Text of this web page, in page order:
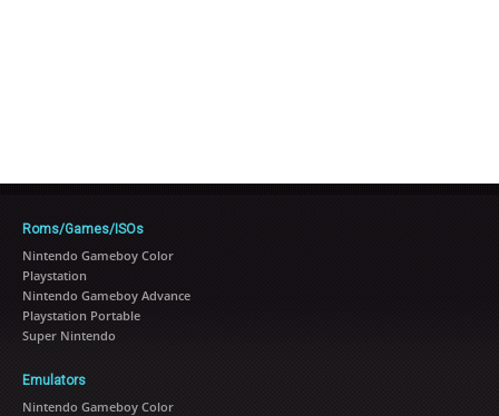
Roms/Games/ISOs
Nintendo Gameboy Color
Playstation
Nintendo Gameboy Advance
Playstation Portable
Super Nintendo
Emulators
Nintendo Gameboy Color